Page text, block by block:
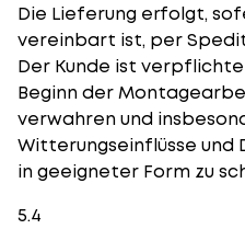
Die Lieferung erfolgt,
vereinbart ist, per
Der Kunde ist
Beginn der
verwahren und
Witterungseinflüsse und
in geeigneter Form zu
5.4